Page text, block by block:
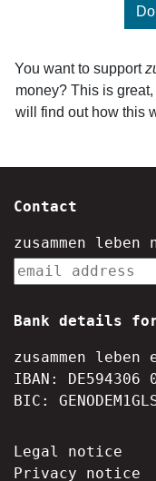
You want to support
money? This is
will find out how this
Contact
zusammen
Bank details
zusammen leben
IBAN: DE594306
BIC:
Legal notice
Privacy notice